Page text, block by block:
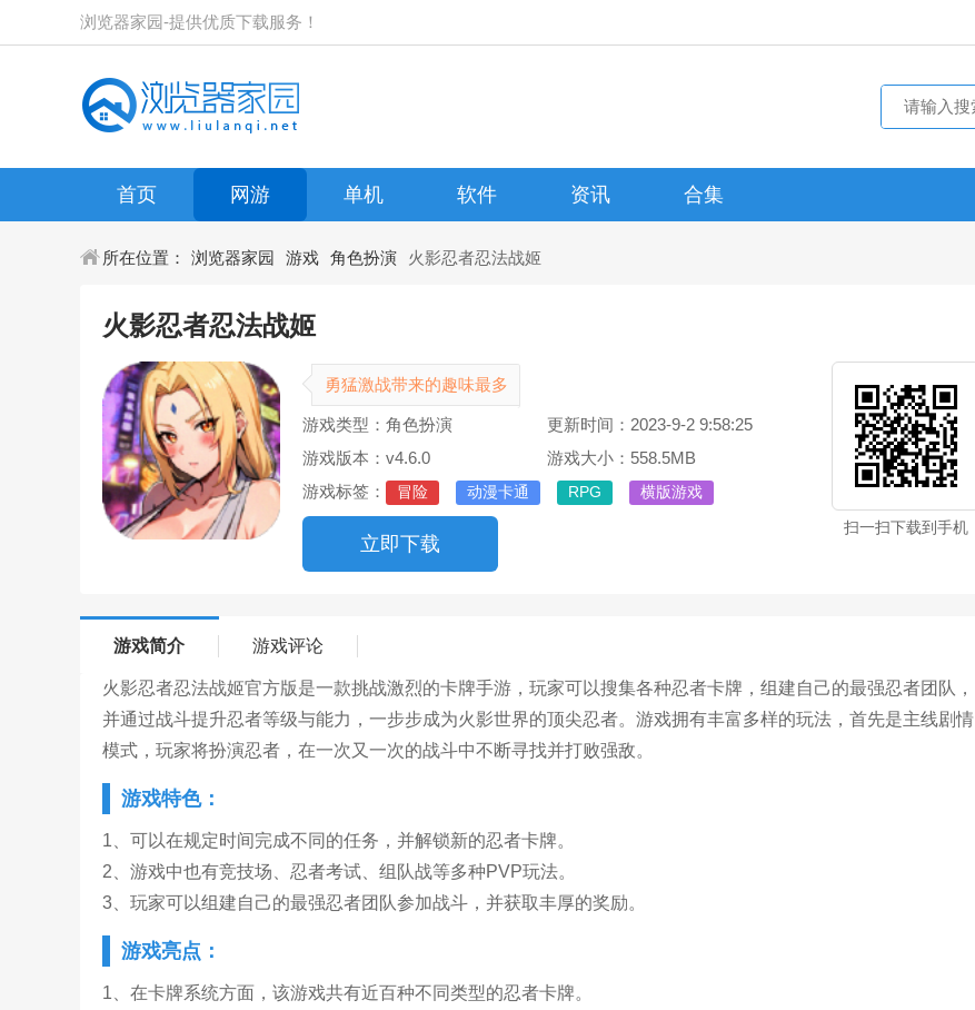
浏览器家园-提供优质下载服务！
首页 网游 单机 软件 资讯 合集
所在位置： 浏览器家园 游戏 角色扮演 火影忍者忍法战姬
火影忍者忍法战姬
勇猛激战带来的趣味最多
游戏类型：角色扮演
更新时间：2023-9-2 9:58:25
游戏版本：v4.6.0
游戏大小：558.5MB
游戏标签：
冒险 动漫卡通 RPG 横版游戏
立即下载
扫一扫下载到手机
游戏简介 游戏评论
火影忍者忍法战姬官方版是一款挑战激烈的卡牌手游，玩家可以搜集各种忍者卡牌，组建自己的最强忍者团队，
并通过战斗提升忍者等级与能力，一步步成为火影世界的顶尖忍者。游戏拥有丰富多样的玩法，首先是主线剧情
模式，玩家将扮演忍者，在一次又一次的战斗中不断寻找并打败强敌。
游戏特色：
1、可以在规定时间完成不同的任务，并解锁新的忍者卡牌。
2、游戏中也有竞技场、忍者考试、组队战等多种PVP玩法。
3、玩家可以组建自己的最强忍者团队参加战斗，并获取丰厚的奖励。
游戏亮点：
1、在卡牌系统方面，该游戏共有近百种不同类型的忍者卡牌。